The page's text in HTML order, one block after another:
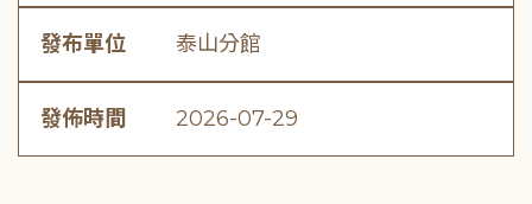
發布單位 泰山分館
發佈時間 2026-07-29